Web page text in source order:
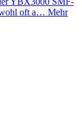
oft a… Mehr